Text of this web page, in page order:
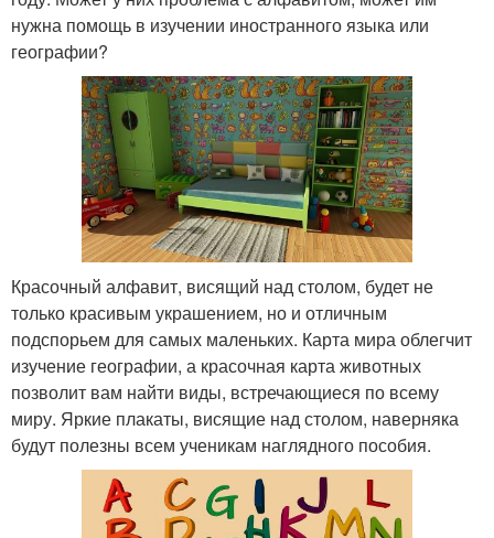
нужна помощь в изучении иностранного языка или
географии?
Красочный алфавит, висящий над столом, будет не
только красивым украшением, но и отличным
подспорьем для самых маленьких. Карта мира облегчит
изучение географии, а красочная карта животных
позволит вам найти виды, встречающиеся по всему
миру. Яркие плакаты, висящие над столом, наверняка
будут полезны всем ученикам наглядного пособия.